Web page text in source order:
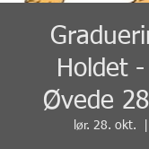
Holdet
Øvede
lør. 28. okt.